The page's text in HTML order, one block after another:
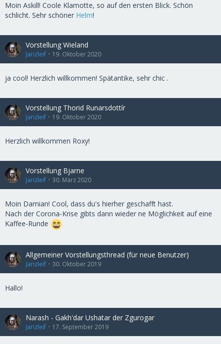
Moin Askill! Coole Klamotte, so auf den ersten Blick. Schön
schlicht. Sehr schöner Helm!
Vorstellung Wieland
Jarizleif 19. Oktober 2020
ja cool! Herzlich willkommen! Spätantike, sehr chic .
Vorstellung Thorid Runarsdottír
Jarizleif 19. Oktober 2020
Herzlich willkommen Roxy!
Vorstellung Bjarne
Jarizleif 30. März 2020
Moin Damian! Cool, dass du's hierher geschafft hast.
Nach der Corona-Krise gibts dann wieder ne Möglichkeit auf eine
Kaffee-Runde
Allgemeiner Vorstellungsthread (für neue Benutzer)
Jarizleif 30. Oktober 2019
Hallo!
Narash - Gakh'dar Ushatar der Zgurogar
Jarizleif 17. September 2019